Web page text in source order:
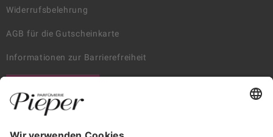
Widerrufsbelehrung
AGB für die Gutscheinkarte
Informationen zur Barrierefreiheit